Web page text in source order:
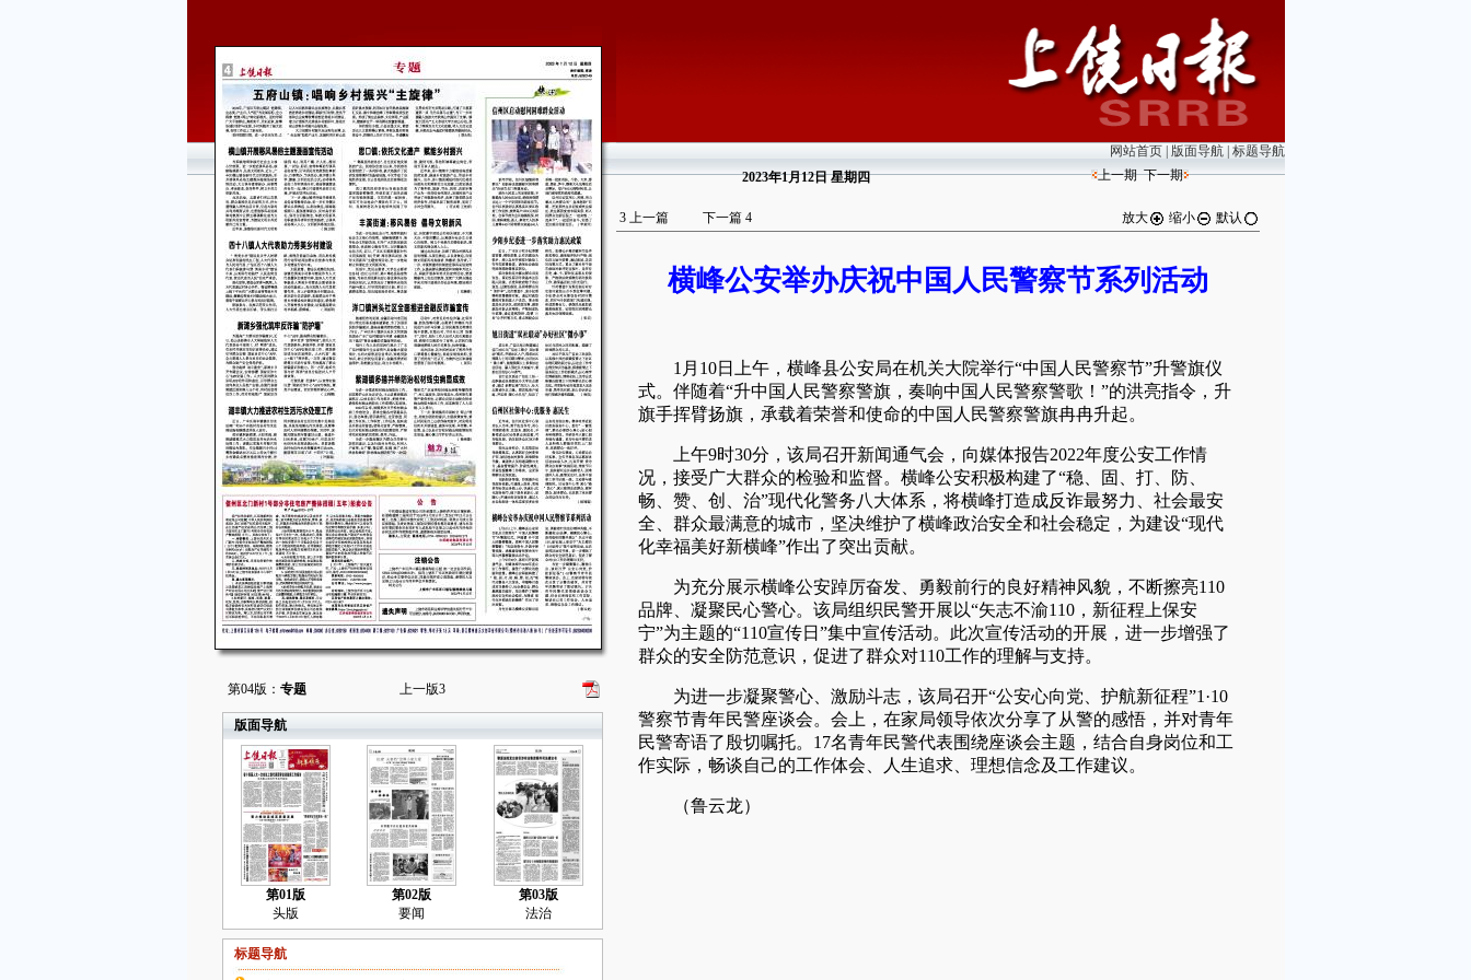
第04版： 专题 上一版3
版面导航
第01版
头版
第02版
要闻
第03版
法治
标题导航
网站首页| 版面导航| 标题导航
2023年1月12日 星期四 上一期 下一期
3上一篇 下一篇 4 放大 缩小 默认
横峰公安举办庆祝中国人民警察节系列活动
1月10日上午，横峰县公安局在机关大院举行“中国人民警察节”升警旗仪
式。伴随着“升中国人民警察警旗，奏响中国人民警察警歌！”的洪亮指令，升
旗手挥臂扬旗，承载着荣誉和使命的中国人民警察警旗冉冉升起。
上午9时30分，该局召开新闻通气会，向媒体报告2022年度公安工作情
况，接受广大群众的检验和监督。横峰公安积极构建了“稳、固、打、防、
畅、赞、创、治”现代化警务八大体系，将横峰打造成反诈最努力、社会最安
全、群众最满意的城市，坚决维护了横峰政治安全和社会稳定，为建设“现代
化幸福美好新横峰”作出了突出贡献。
为充分展示横峰公安踔厉奋发、勇毅前行的良好精神风貌，不断擦亮110
品牌、凝聚民心警心。该局组织民警开展以“矢志不渝110，新征程上保安
宁”为主题的“110宣传日”集中宣传活动。此次宣传活动的开展，进一步增强了
群众的安全防范意识，促进了群众对110工作的理解与支持。
为进一步凝聚警心、激励斗志，该局召开“公安心向党、护航新征程”1·10
警察节青年民警座谈会。会上，在家局领导依次分享了从警的感悟，并对青年
民警寄语了殷切嘱托。17名青年民警代表围绕座谈会主题，结合自身岗位和工
作实际，畅谈自己的工作体会、人生追求、理想信念及工作建议。
（鲁云龙）